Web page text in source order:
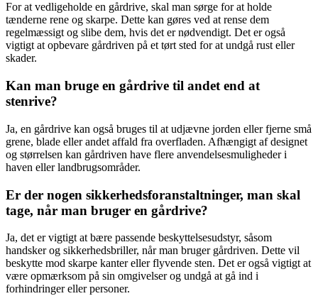
For at vedligeholde en gårdrive, skal man sørge for at holde
tænderne rene og skarpe. Dette kan gøres ved at rense dem
regelmæssigt og slibe dem, hvis det er nødvendigt. Det er også
vigtigt at opbevare gårdriven på et tørt sted for at undgå rust eller
skader.
Kan man bruge en gårdrive til andet end at
stenrive?
Ja, en gårdrive kan også bruges til at udjævne jorden eller fjerne små
grene, blade eller andet affald fra overfladen. Afhængigt af designet
og størrelsen kan gårdriven have flere anvendelsesmuligheder i
haven eller landbrugsområder.
Er der nogen sikkerhedsforanstaltninger, man skal
tage, når man bruger en gårdrive?
Ja, det er vigtigt at bære passende beskyttelsesudstyr, såsom
handsker og sikkerhedsbriller, når man bruger gårdriven. Dette vil
beskytte mod skarpe kanter eller flyvende sten. Det er også vigtigt at
være opmærksom på sin omgivelser og undgå at gå ind i
forhindringer eller personer.